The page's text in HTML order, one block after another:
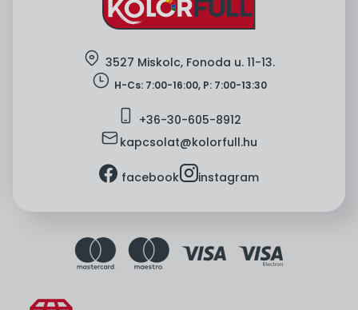
location 3527 Miskolc, Fonoda u. 11-13.
clock H-Cs: 7:00-16:00, P: 7:00-13:30
mobile +36-30-605-8912
mailkapcsolat@kolorfull.hu
facebook facebookinstagraminstagram